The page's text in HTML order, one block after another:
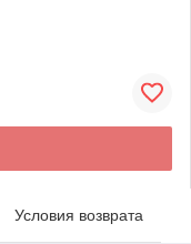
Условия возврата